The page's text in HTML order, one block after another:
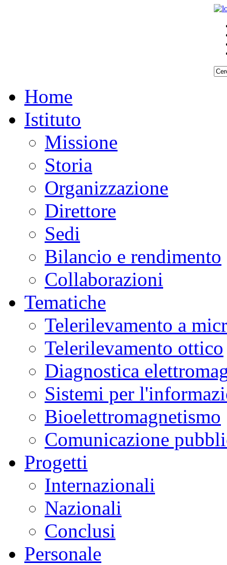
Home
Istituto
Missione
Storia
Organizzazione
Direttore
Sedi
Bilancio e rendimento
Collaborazioni
Tematiche
Telerilevamento a
Telerilevamento ottico
Diagnostica
Sistemi per
Bioelettromagnetismo
Comunicazione
Progetti
Internazionali
Nazionali
Conclusi
Personale